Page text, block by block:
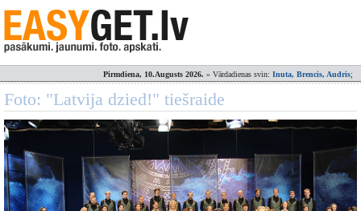
Pirmdiena, 10.Augusts 2026. » Vārdadienas svin: Inuta, Brencis, Audris;
Foto: "Latvija dzied!" tiešraide